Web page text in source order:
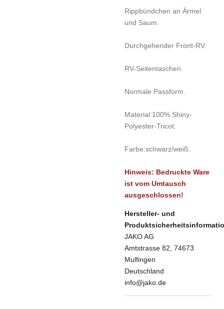
Rippbündchen an Ärmel
und Saum.
Durchgehender Front-RV.
RV-Seitentaschen.
Normale Passform.
Material:100% Shiny-
Polyester-Tricot.
Farbe:schwarz/weiß.
Hinweis: Bedruckte Ware
ist vom Umtausch
ausgeschlossen!
Hersteller- und
JAKO AG
Amtstrasse 82, 74673
Mulfingen
Deutschland
info@jako.de